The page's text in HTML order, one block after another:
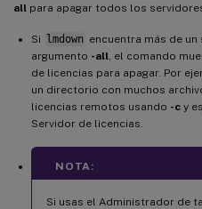
all para apagar todos los
Si lmdown encuentra más de
argumento -all , el comando
de licencias para apagar. Por
un directorio con muchos
licencias remotos usando -c y
Servidor de licencias.
NOTA:
Si usas el Administrador de